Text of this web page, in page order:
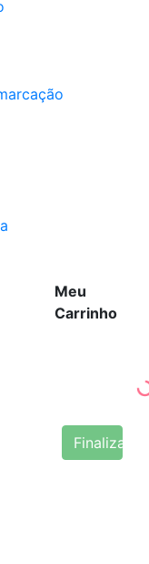
Meu
Carrinho
Finalizar